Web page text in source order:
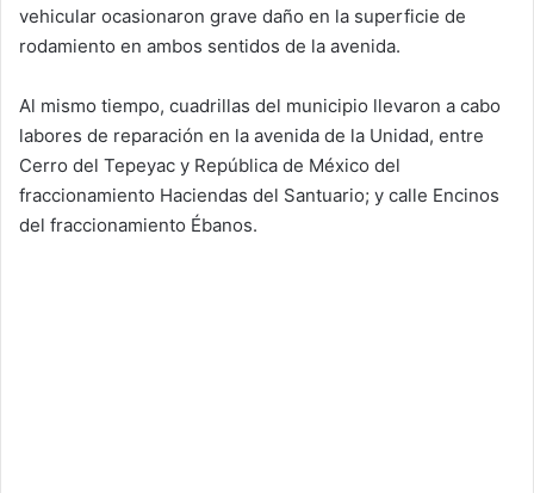
vehicular ocasionaron grave daño en la superficie de
rodamiento en ambos sentidos de la avenida.
Al mismo tiempo, cuadrillas del municipio llevaron a cabo
labores de reparación en la avenida de la Unidad, entre
Cerro del Tepeyac y República de México del
fraccionamiento Haciendas del Santuario; y calle Encinos
del fraccionamiento Ébanos.